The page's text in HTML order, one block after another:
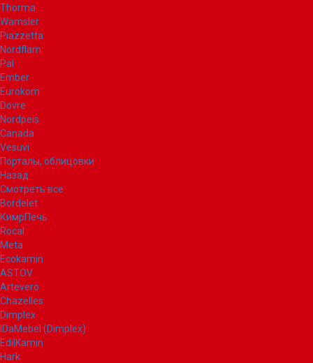
Thorma
Wamsler
Piazzetta
Nordflam
Pal
Ember
Eurokom
Dovre
Nordpeis
Canada
Vesuvi
Порталы, облицовки
Назад
Смотреть все
Bordelet
КимрПечь
Rocal
Meta
Ecokamin
ASTOV
Artevero
Chazelles
Dimplex
IDaMebel (Dimplex)
EdilKamin
Hark